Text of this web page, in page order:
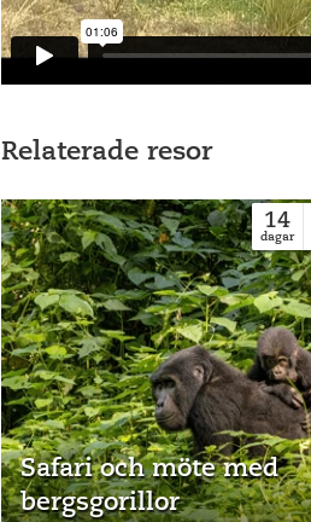
Relaterade resor
Safari och möte med
bergsgorillor
14
dagar